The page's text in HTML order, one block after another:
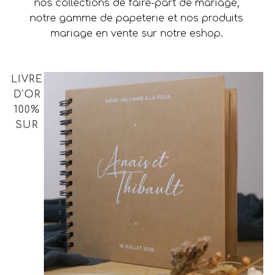
nos collections de faire-part de mariage,
notre gamme de papeterie et nos produits
mariage en vente sur notre eshop.
LIVRE
D'OR
100%
SUR